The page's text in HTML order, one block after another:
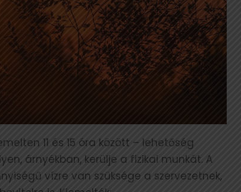
11 és 15 óra között – lehetőség
árnyékban, kerülje a fizikai munkát. A
vízre van szüksége a szervezetnek,